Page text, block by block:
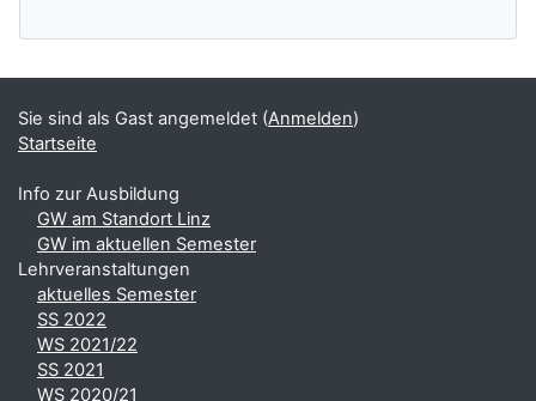
Sie sind als Gast angemeldet (Anmelden)
Startseite
Info zur Ausbildung
GW am Standort Linz
GW im aktuellen Semester
Lehrveranstaltungen
aktuelles Semester
SS 2022
WS 2021/22
SS 2021
WS 2020/21